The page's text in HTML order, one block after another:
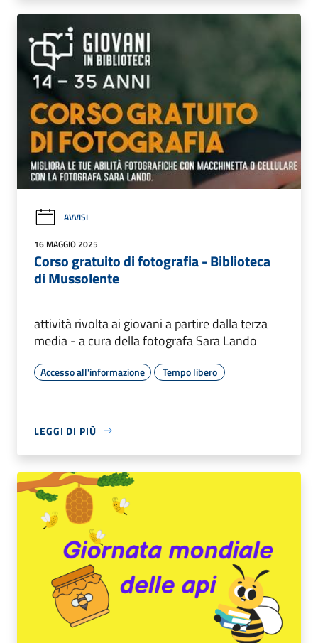
AVVISI
16 MAGGIO 2025
Corso gratuito di fotografia - Biblioteca
di Mussolente
attività rivolta ai giovani a partire dalla terza
media - a cura della fotografa Sara Lando
Accesso all'informazione Tempo libero
LEGGI DI PIÙ